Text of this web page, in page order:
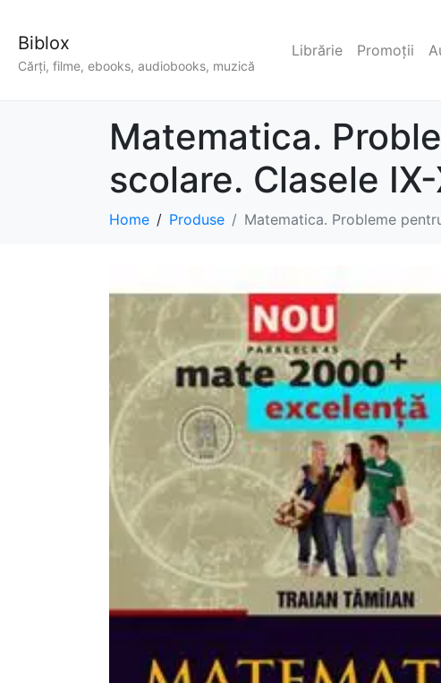
Biblox
Cărți, filme, ebooks, audiobooks, muzică
Librărie Promoții
Matematica.
scolare. Clasele
Home Produse Matematica. Probleme